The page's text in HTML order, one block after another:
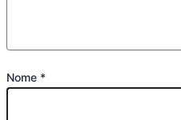
Nome *